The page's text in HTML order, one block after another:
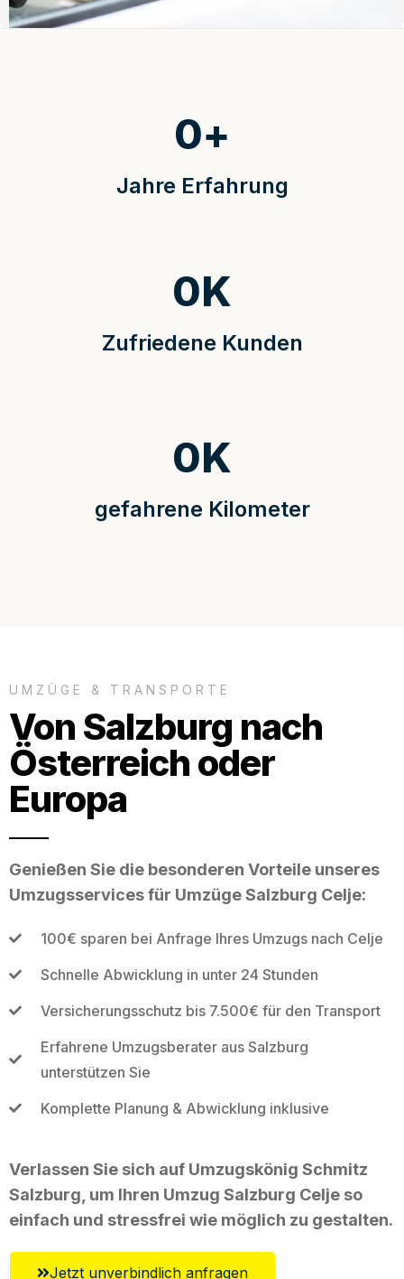
Jahre Erfahrung
0+
Zufriedene Kunden
0K
gefahrene Kilometer
0K
UMZÜGE & TRANSPORTE
Von Salzburg nach
Österreich oder
Europa
Genießen Sie die besonderen Vorteile unseres
Umzugsservices für Umzüge Salzburg Celje:
100€ sparen bei Anfrage Ihres Umzugs nach Celje
Schnelle Abwicklung in unter 24 Stunden
Versicherungsschutz bis 7.500€ für den Transport
Erfahrene Umzugsberater aus Salzburg
unterstützen Sie
Komplette Planung & Abwicklung inklusive
Verlassen Sie sich auf Umzugskönig Schmitz
Salzburg, um Ihren Umzug Salzburg Celje so
einfach und stressfrei wie möglich zu gestalten.
Jetzt unverbindlich anfragen